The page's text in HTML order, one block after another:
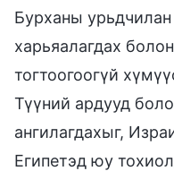
Бурханы
харьяалагдах
тогтоогоогүй
Түүний ардууд
ангилагдахыг,
Египетэд юу